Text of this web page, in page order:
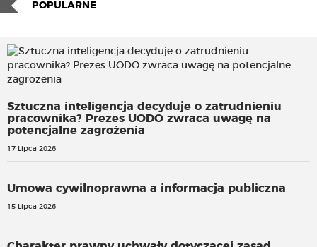
POPULARNE
Sztuczna inteligencja decyduje o zatrudnieniu
pracownika? Prezes UODO zwraca uwagę na
potencjalne zagrożenia
17 Lipca 2026
Umowa cywilnoprawna a informacja publiczna
15 Lipca 2026